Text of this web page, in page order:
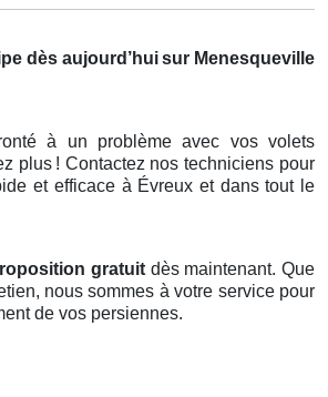
dès aujourd’huisur Menesqueville
à un problème avec vos volets
plus ! Contactez nos techniciens pour
et efficace à Évreux et dans tout le
gratuit dès maintenant. Que
nous sommes à votre service pour
de vos persiennes.